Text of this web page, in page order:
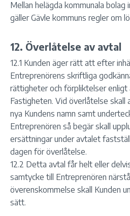
Mellan helägda kommunala bolag
gäller Gävle kommuns regler om
12. Överlåtelse av avtal
12.1 Kunden äger rätt att efter
Entreprenörens skriftliga
rättigheter och förpliktelser enligt
Fastigheten. Vid överlåtelse skall
nya Kundens namn samt
Entreprenören så begär skall
ersättningar under avtalet
dagen för överlåtelse.
12.2 Detta avtal får helt eller
samtycke till Entreprenören
överenskommelse skall Kunden
sätt.